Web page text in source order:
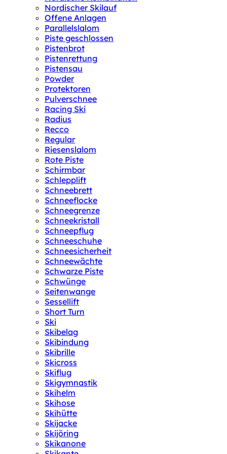
Nordischer Skilauf
Offene Anlagen
Parallelslalom
Piste geschlossen
Pistenbrot
Pistenrettung
Pistensau
Powder
Protektoren
Pulverschnee
Racing Ski
Radius
Recco
Regular
Riesenslalom
Rote Piste
Schirmbar
Schlepplift
Schneebrett
Schneeflocke
Schneegrenze
Schneekristall
Schneepflug
Schneeschuhe
Schneesicherheit
Schneewächte
Schwarze Piste
Schwünge
Seitenwange
Sessellift
Short Turn
Ski
Skibelag
Skibindung
Skibrille
Skicross
Skiflug
Skigymnastik
Skihelm
Skihose
Skihütte
Skijacke
Skijöring
Skikanone